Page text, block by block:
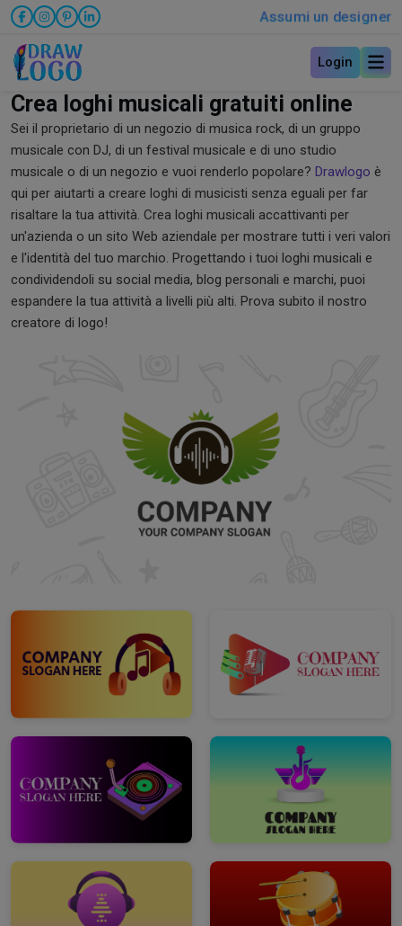
Assumi un designer
Login
Crea loghi musicali gratuiti online
Sei il proprietario di un negozio di musica rock, di un gruppo
musicale con DJ, di un festival musicale e di uno studio
musicale o di un negozio e vuoi renderlo popolare? Drawlogo è
qui per aiutarti a creare loghi di musicisti senza eguali per far
risaltare la tua attività. Crea loghi musicali accattivanti per
un'azienda o un sito Web aziendale per mostrare tutti i veri valori
e l'identità del tuo marchio. Progettando i tuoi loghi musicali e
condividendoli su social media, blog personali e marchi, puoi
espandere la tua attività a livelli più alti. Prova subito il nostro
creatore di logo!